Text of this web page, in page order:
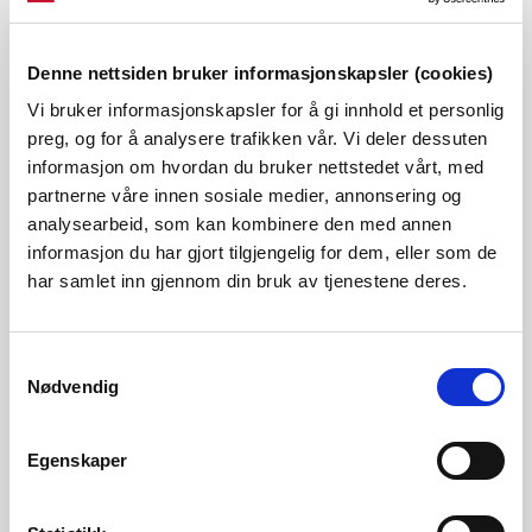
Denne nettsiden bruker informasjonskapsler (cookies)
Vi bruker informasjonskapsler for å gi innhold et personlig
preg, og for å analysere trafikken vår. Vi deler dessuten
informasjon om hvordan du bruker nettstedet vårt, med
partnerne våre innen sosiale medier, annonsering og
analysearbeid, som kan kombinere den med annen
informasjon du har gjort tilgjengelig for dem, eller som de
har samlet inn gjennom din bruk av tjenestene deres.
Nødvendig
Egenskaper
grunnvann, kanskje halverer seg i løpet av et par måneder.
Generelt
Strukturen av modellen er gitt, men modellen spesifiseres
ytterligere av en rekke parametere som varierer fra felt til
feltegenskaper som hypsografisk kurve, feltareal og
sjøprosent. Andre parametere kjenner vi bare et
variasjonsområde for, og selv om vi nok kan anta fornuftige
verdier ut fra erfaring og kunnskap om feltet, er vi avhengig
Særlig gjelder dette tømmekostnadene i avrenningsdelen.